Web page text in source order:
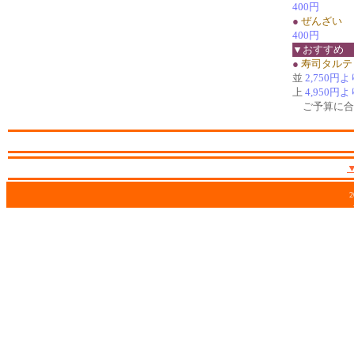
400円
● ぜんざい
400円
▼おすすめ
● 寿司タル
並 2,750円よ
上 4,950円よ
ご予算に合